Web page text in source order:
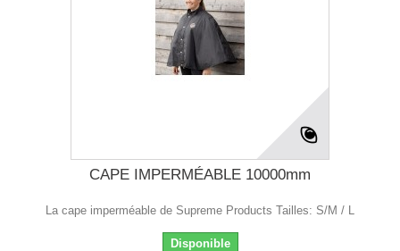
CAPE IMPERMÉABLE 10000mm
La cape imperméable de Supreme Products Tailles: S/M / L
Disponible